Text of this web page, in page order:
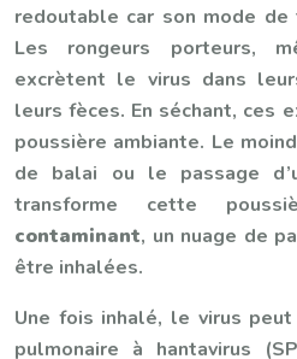
redoutable car son mode de
Les rongeurs porteurs,
excrètent le virus dans
leurs fèces. En séchant, ces
poussière ambiante. Le
de balai ou le passage
transforme cette
contaminant, un nuage de
être inhalées.
Une fois inhalé, le virus
pulmonaire à hantavirus